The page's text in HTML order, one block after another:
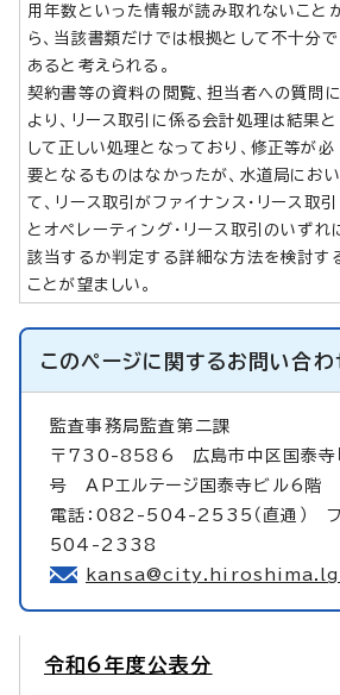
用年数といった情報が読み取れないこと
ら、当該書類だけでは根拠として不十分で
あると考えられる。
契約書等の資料の閲覧、担当者への質問に
より、リース取引に係る会計処理は結果と
して正しい処理となっており、修正等が必
要となるものはなかったが、水道局におい
て、リース取引がファイナンス・リース取引
とオペレーティング・リース取引のいずれ
該当するか判定する詳細な方法を検討す
ことが望ましい。
このページに関するお問い合わ
監査事務局監査第二課
〒730-8586 広島市中区国泰寺
号 APエルテージ国泰寺ビル6階
電話：082-504-2535（直通） フ
504-2338
令和6年度公表分